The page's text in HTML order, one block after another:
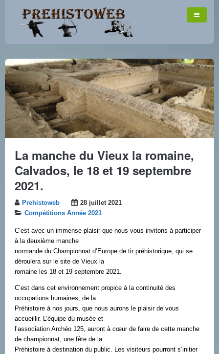
La manche du Vieux la romaine,
Calvados, le 18 et 19 septembre
2021.
Prehistoweb
28 juillet 2021
Compétitions Année 2021
C’est avec un immense plaisir que nous vous invitons à participer
à la deuxième manche
normande du Championnat d’Europe de tir préhistorique, qui se
déroulera sur le site de Vieux la
romaine les 18 et 19 septembre 2021.
C’est dans cet environnement propice à la continuité des
occupations humaines, de la
Préhistoire à nos jours, que nous aurons le plaisir de vous
accueillir. L’équipe du musée et
l’association Archéo 125, auront à cœur de faire de cette manche
de championnat, une fête de la
Préhistoire à destination du public. Les visiteurs pourront s’initier